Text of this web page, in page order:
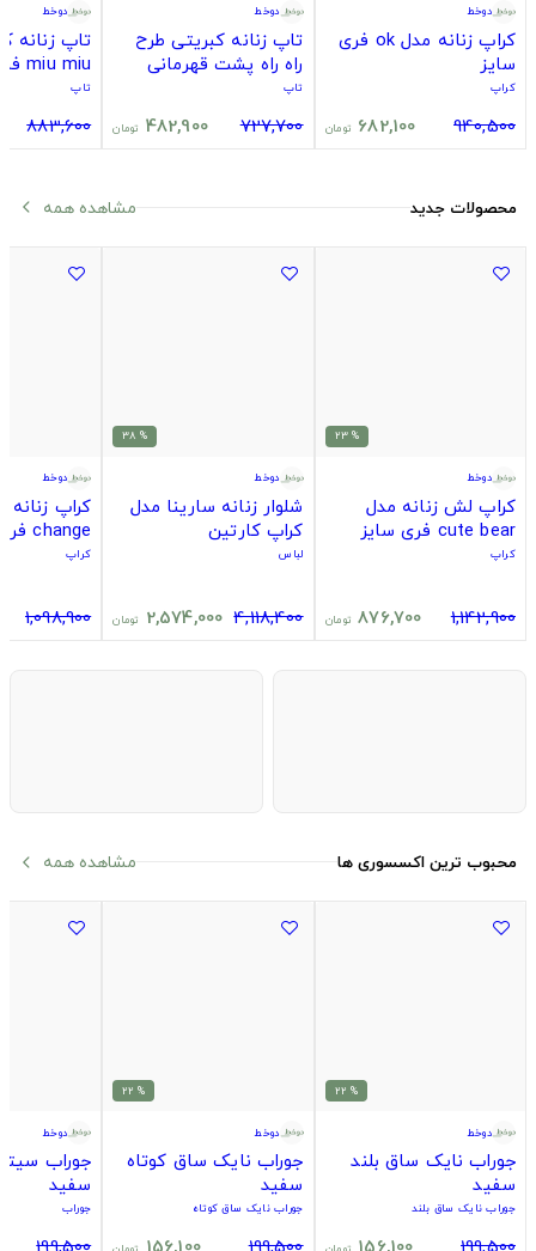
دوخط
کراپ زنانه مدل ok فری
سایز
کراپ
940,500
682,100 تومان
دوخط
تاپ زنانه کبریتی طرح
راه راه پشت قهرمانی
فری سایز
تاپ
727,700
482,900 تومان
دوخط
تاپ زنانه
miu miu فری سایز
تاپ
883,600
محصولات جدید مشاهده همه arrow_back_ios
% 23
دوخط
کراپ لش زنانه مدل
cute bear فری سایز
کد295674
کراپ
1,142,900
876,700 تومان
% 38
دوخط
شلوار زنانه سارینا مدل
کراپ کارتین
لباس
4,118,400
2,574,000 تومان
دوخط
change فری سایز
کراپ
1,098,900
محبوب ترین اکسسوری ها مشاهده همه arrow_back_ios
% 22
دوخط
جوراب نایک ساق بلند
سفید
جوراب نایک ساق بلند
% 22
دوخط
جوراب نایک ساق کوتاه
سفید
جوراب نایک ساق کوتاه
دوخط
جوراب
سفید
جوراب